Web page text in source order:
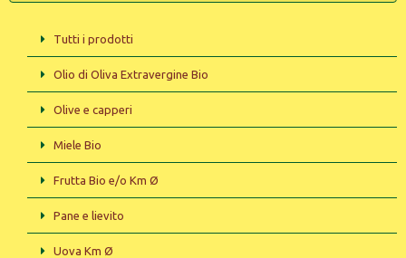
Tutti i prodotti
Olio di Oliva Extravergine Bio
Olive e capperi
Miele Bio
Frutta Bio e/o Km Ø
Pane e lievito
Uova Km Ø